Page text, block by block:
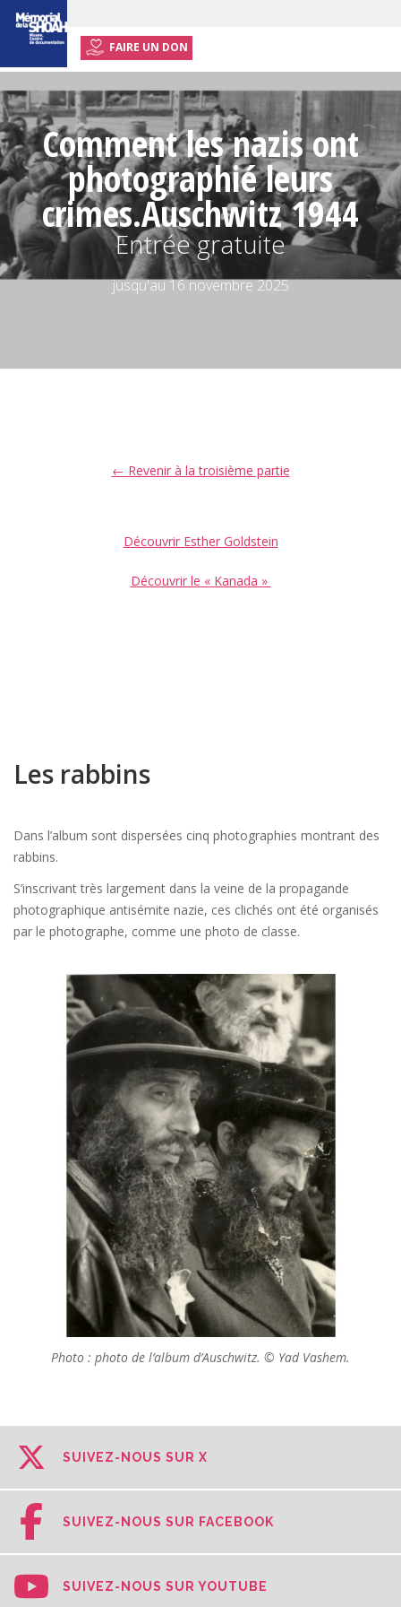
FAIRE UN DON
EXPOSITION
EVÉNEMENTS
AUTRES EXPOSITIONS
INFOSPRATIQUES
PRESSE
Comment les nazisont
photographié leurs
crimes.Auschwitz 1944
Entrée gratuite
jusqu'au 16 novembre 2025
← Revenir à la troisième partie
Découvrir Esther Goldstein
Découvrir le « Kanada »
Les rabbins
Dans l’album sont dispersées cinq photographies montrant des
rabbins.
S’inscrivant très largement dans la veine de la propagande
photographique antisémite nazie, ces clichés ont été organisés
par le photographe, comme une photo de classe.
Photo : photo de l’album d’Auschwitz. © Yad Vashem.
SUIVEZ-NOUS SUR X
SUIVEZ-NOUS SUR FACEBOOK
SUIVEZ-NOUS SUR YOUTUBE